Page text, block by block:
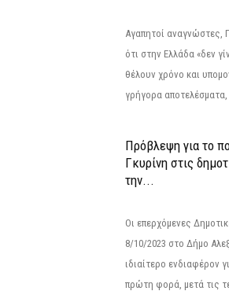
Αγαπητοί αναγνώστες,
ότι στην Ελλάδα «δεν
θέλουν χρόνο και
γρήγορα
Πρόβλεψη για το
Γκυρίνη στις
την...
Οι επερχόμενες
8/10/2023 στο Δήμο
ιδιαίτερο ενδιαφέρον
πρώτη φορά, μετά τις